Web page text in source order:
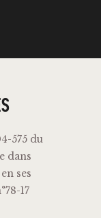
575 du
dans
ses
17